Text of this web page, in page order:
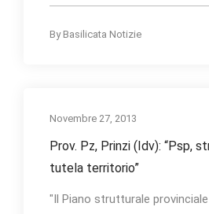
By Basilicata Notizie
Novembre 27, 2013
Prov. Pz, Prinzi (Idv): “Psp,
tutela territorio”
"Il Piano strutturale